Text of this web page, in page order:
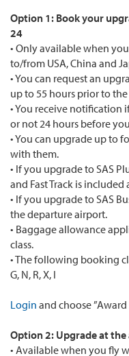
Option 1: Book your
24
• Only available when
to/from USA, China and
• You can request an
up to 55 hours prior to
• You receive notification
or not 24 hours before
• You can upgrade up to
with them.
• If you upgrade to SAS
and Fast Track is
• If you upgrade to SAS
the departure airport.
• Baggage allowance
class.
• The following booking
G, N, R, X, I
Login and choose
Option 2: Upgrade at
• Available when you fly